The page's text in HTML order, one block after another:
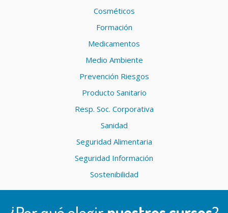
Cosméticos
Formación
Medicamentos
Medio Ambiente
Prevención Riesgos
Producto Sanitario
Resp. Soc. Corporativa
Sanidad
Seguridad Alimentaria
Seguridad Información
Sostenibilidad